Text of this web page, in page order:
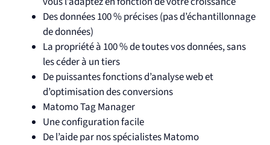
Des données 100 % précises (pas d’échantillonnage
de données)
La propriété à 100 % de toutes vos données, sans
les céder à un tiers
De puissantes fonctions d’analyse web et
d’optimisation des conversions
Matomo Tag Manager
Une configuration facile
De l’aide par nos spécialistes Matomo